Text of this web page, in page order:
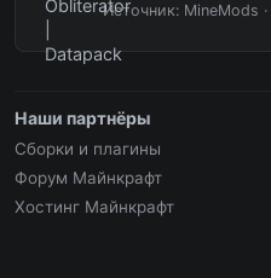
Источник: MineMods ·
Наши партнёры
Сборки и плагины
Форум Майнкрафт
Хостинг Майнкрафт